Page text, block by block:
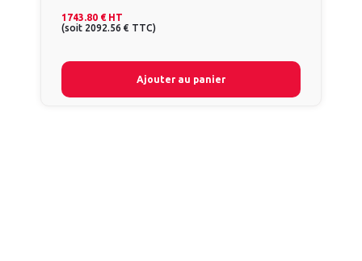
1743.80 € HT
(soit 2092.56 € TTC)
Ajouter au panier